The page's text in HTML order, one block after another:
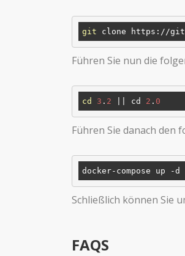
git
Führen Sie nun die
cd 3 . 2 || cd 2 . 0
Führen Sie danach den
Schließlich können Sie
FAQS